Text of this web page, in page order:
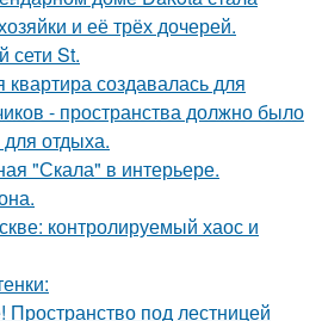
и её трёх дочерей.
сети St.
создавалась для
- пространства должно было
отдыха.
"Скала" в интерьере.
контролируемый хаос и
под лестницей